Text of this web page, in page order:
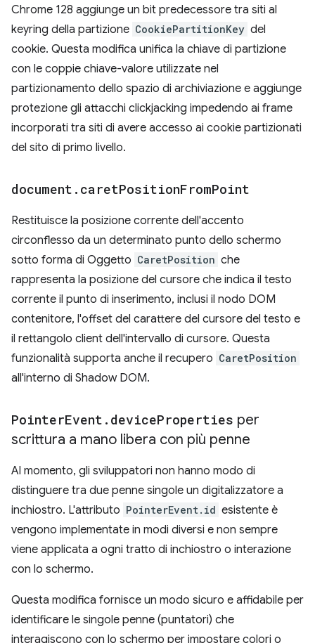
Chrome 128 aggiunge un bit predecessore tra siti al
keyring della partizione CookiePartitionKey del
cookie. Questa modifica unifica la chiave di partizione
con le coppie chiave-valore utilizzate nel
partizionamento dello spazio di archiviazione e aggiunge
protezione gli attacchi clickjacking impedendo ai frame
incorporati tra siti di avere accesso ai cookie partizionati
del sito di primo livello.
document . caretPositionFromPoint
Restituisce la posizione corrente dell'accento
circonflesso da un determinato punto dello schermo
sotto forma di Oggetto CaretPosition che
rappresenta la posizione del cursore che indica il testo
corrente il punto di inserimento, inclusi il nodo DOM
contenitore, l'offset del carattere del cursore del testo e
il rettangolo client dell'intervallo di cursore. Questa
funzionalità supporta anche il recupero CaretPosition
all'interno di Shadow DOM.
PointerEvent . deviceProperties per
scrittura a mano libera con più penne
Al momento, gli sviluppatori non hanno modo di
distinguere tra due penne singole un digitalizzatore a
inchiostro. L'attributo PointerEvent.id esistente è
vengono implementate in modi diversi e non sempre
viene applicata a ogni tratto di inchiostro o interazione
con lo schermo.
Questa modifica fornisce un modo sicuro e affidabile per
identificare le singole penne (puntatori) che
interagiscono con lo schermo per impostare colori o